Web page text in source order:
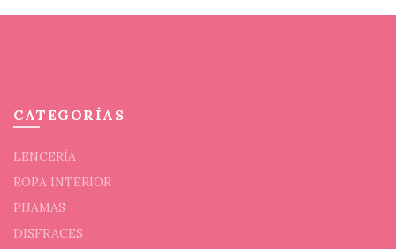
producto
CATEGORÍAS
LENCERÍA
ROPA INTERIOR
PIJAMAS
DISFRACES